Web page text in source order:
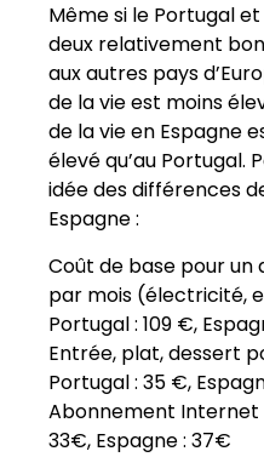
Même si le Portugal
deux relativement
aux autres pays
de la vie est moins
de la vie en Espagne
élevé qu’au Portugal.
idée des différences
Espagne :
Coût de base pour
par mois (électricité,
Portugal : 109 €,
Entrée, plat, dessert
Portugal : 35 €,
Abonnement Internet
33€, Espagne : 37€